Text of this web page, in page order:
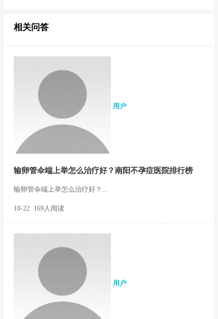
相关问答
用户
输卵管伞端上举怎么治疗好？南阳不孕症医院排行榜
输卵管伞端上举怎么治疗好？...
10-22 169人阅读
用户